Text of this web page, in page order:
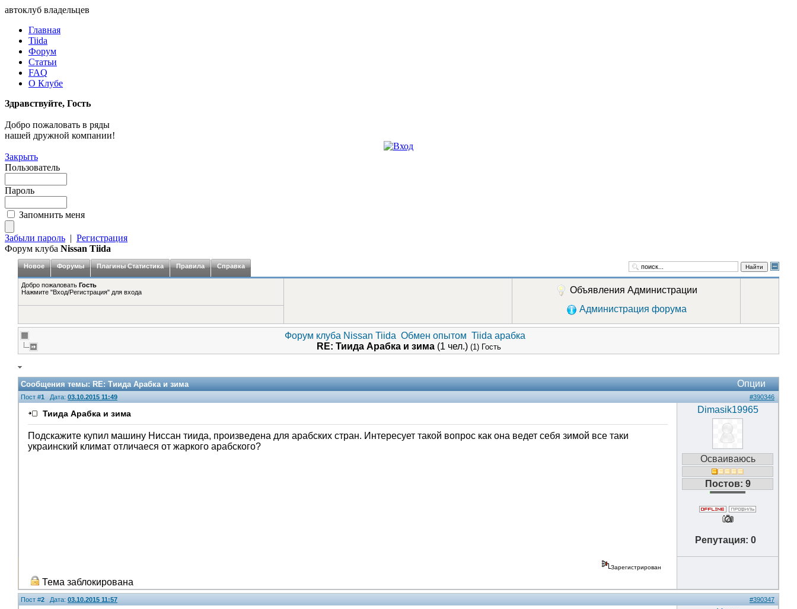
автоклуб владельцев
Главная
Tiida
Форум
Статьи
FAQ
О Клубе
Здравствуйте, Гость
Добро пожаловать в ряды
нашей дружной компании!
Закрыть
Пользователь
Пароль
Запомнить меня
Забыли пароль | Регистрация
Форум клуба Nissan Tiida
Новое Форумы Плагины Статистика Правила Справка Найти
Добро пожаловать Гость
Нажмите "Вход/Регистрация" для входа
Объявления Администрации
Администрация форума
Форум клуба Nissan Tiida Обмен опытом Tiida арабка
RE: Тиида Арабка и зима (1 чел.) (1) Гость
Сообщения темы:RE: Тиида Арабка и зима Опции
Пост #1 Дата: 03.10.2015 11:49 #390346
Тиида Арабка и зима
Подскажите купил машину Ниссан тиида, произведена для арабских стран. Интересует такой вопрос как она ведет себя зимой все таки
украинский климат отличаеся от жаркого арабского?
Dimasik19965
Осваиваюсь
Постов: 9
Репутация: 0
Зарегистрирован
Тема заблокирована
Пост #2 Дата: 03.10.2015 11:57 #390347